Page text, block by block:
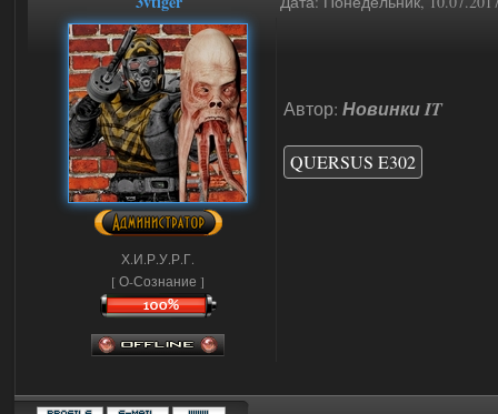
Х.И.Р.У.Р.Г.
[ О-Сознание ]
Автор: Новинки IT
QUERSUS E302